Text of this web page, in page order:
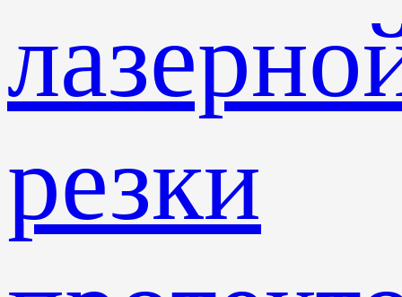
резки